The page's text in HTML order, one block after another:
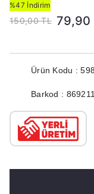
%47 İndirim
150,00 TL 79,90
Ürün Kodu :
Barkod :